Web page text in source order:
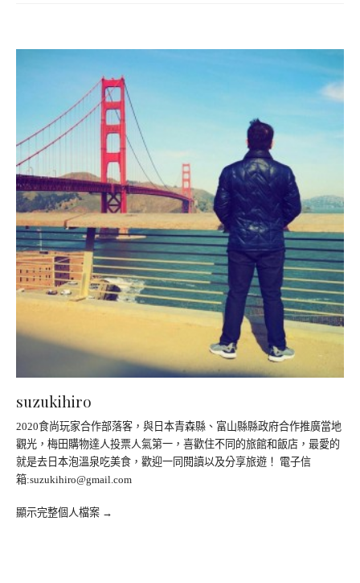
suzukihiro
2020食尚玩家合作部落客，與日本青森縣、富山縣縣政府合作推廣當地
觀光，梅田購物達人投票人氣第一，喜歡住不同的旅館和飯店，最愛的
就是去日本泡溫泉吃美食，歡迎一同閱讀以及分享旅遊！ 電子信
箱:suzukihiro@gmail.com
顯示完整個人檔案 →